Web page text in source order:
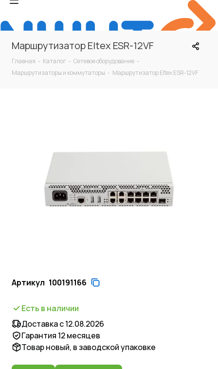
Маршрутизатор Eltex ESR-12VF
Главная - Каталог - Сетевое оборудование -
Маршрутизаторы и коммутаторы - Маршрутизатор Eltex ESR-12VF
Артикул 100191166
Есть в наличии
Доставка с 12.08.2026
Гарантия 12 месяцев
Товар новый, в заводской упаковке